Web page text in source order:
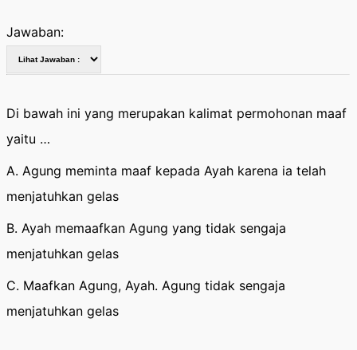
Jawaban:
Di bawah ini yang merupakan kalimat permohonan maaf
yaitu …
A. Agung meminta maaf kepada Ayah karena ia telah
menjatuhkan gelas
B. Ayah memaafkan Agung yang tidak sengaja
menjatuhkan gelas
C. Maafkan Agung, Ayah. Agung tidak sengaja
menjatuhkan gelas